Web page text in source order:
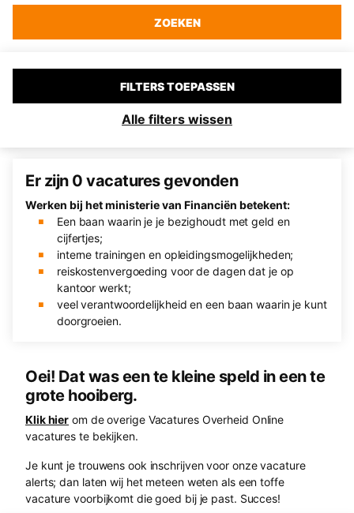
ZOEKEN
FILTERS TOEPASSEN
Alle filters wissen
Er zijn 0 vacatures gevonden
Werken bij het ministerie van Financiën betekent:
Een baan waarin je je bezighoudt met geld en
cijfertjes;
interne trainingen en opleidingsmogelijkheden;
reiskostenvergoeding voor de dagen dat je op
kantoor werkt;
veel verantwoordelijkheid en een baan waarin je kunt
doorgroeien.
Oei! Dat was een te kleine speld in een te
grote hooiberg.
Klik hier om de overige Vacatures Overheid Online
vacatures te bekijken.
Je kunt je trouwens ook inschrijven voor onze vacature
alerts; dan laten wij het meteen weten als een toffe
vacature voorbijkomt die goed bij je past. Succes!